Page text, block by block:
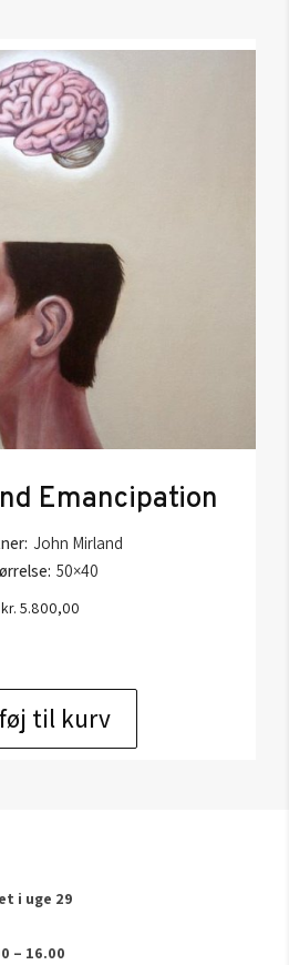
Emancipation
John Mirland
50×40
kr. 5.800,00
til kurv
i uge 29
– 16.00